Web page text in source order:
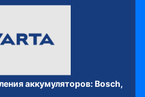
аккумуляторов: Bosch,